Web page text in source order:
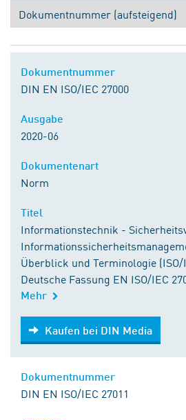
DIN EN ISO/IEC 27000
2020-06
Norm
Informationstechnik -
Überblick und Terminologie (ISO/
Deutsche Fassung EN ISO/IEC
Mehr
Kaufen bei DIN Media
Kaufen bei DIN Media
DIN EN ISO/IEC 27011